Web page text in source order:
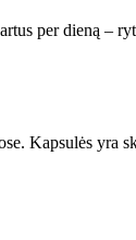
per dieną –
Kapsulės yra